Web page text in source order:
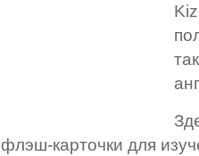
карточки для